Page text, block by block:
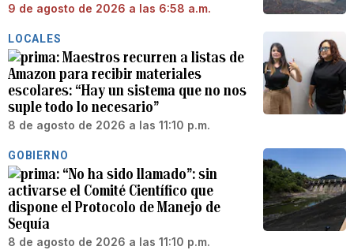
9 de agosto de 2026 a las 6:58 a.m.
LOCALES
Maestros recurren a listas de
Amazon para recibir materiales
escolares: “Hay un sistema que no nos
suple todo lo necesario”
8 de agosto de 2026 a las 11:10 p.m.
GOBIERNO
“No ha sido llamado”: sin
activarse el Comité Científico que
dispone el Protocolo de Manejo de
Sequía
8 de agosto de 2026 a las 11:10 p.m.